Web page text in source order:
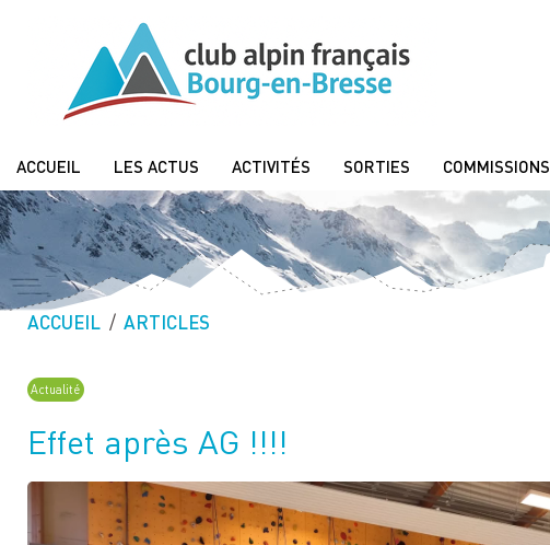
ACCUEIL LES ACTUS ACTIVITÉS SORTIES COMMISSIONS
ACCUEIL ARTICLES
Actualité
Effet après AG !!!!